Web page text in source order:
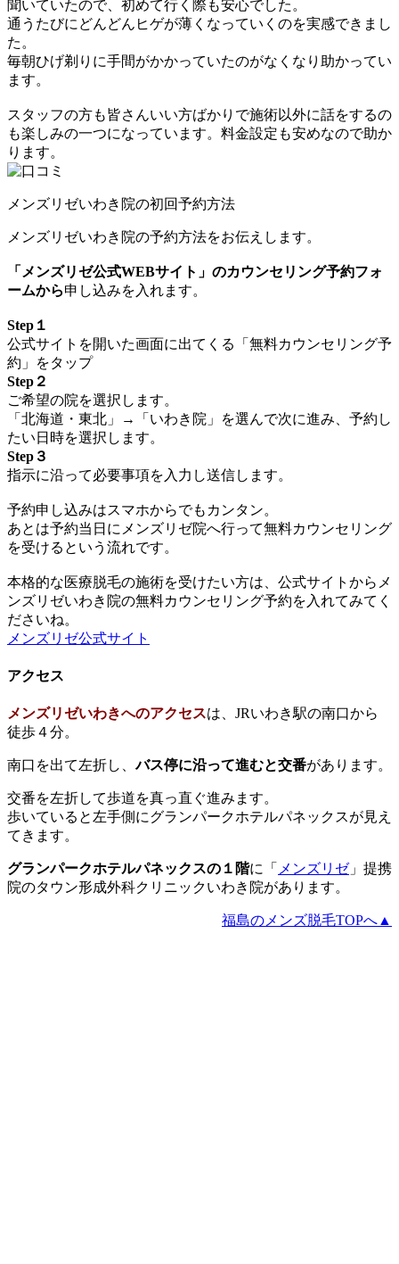
聞いていたので、初めて行く際も安心でした。
通うたびにどんどんヒゲが薄くなっていくのを実感できまし
た。
毎朝ひげ剃りに手間がかかっていたのがなくなり助かってい
ます。
スタッフの方も皆さんいい方ばかりで施術以外に話をするの
も楽しみの一つになっています。料金設定も安めなので助か
ります。
メンズリゼいわき院の初回予約方法
メンズリゼいわき院の予約方法をお伝えします。
「メンズリゼ公式WEBサイト」のカウンセリング予約フォ
ームから申し込みを入れます。
Step１
公式サイトを開いた画面に出てくる「無料カウンセリング予
約」をタップ
Step２
ご希望の院を選択します。
「北海道・東北」→「いわき院」を選んで次に進み、予約し
たい日時を選択します。
Step３
指示に沿って必要事項を入力し送信します。
予約申し込みはスマホからでもカンタン。
あとは予約当日にメンズリゼ院へ行って無料カウンセリング
を受けるという流れです。
本格的な医療脱毛の施術を受けたい方は、公式サイトからメ
ンズリゼいわき院の無料カウンセリング予約を入れてみてく
ださいね。
メンズリゼ公式サイト
アクセス
メンズリゼいわきへのアクセスは、JRいわき駅の南口から
徒歩４分。
南口を出て左折し、バス停に沿って進むと交番があります。
交番を左折して歩道を真っ直ぐ進みます。
歩いていると左手側にグランパークホテルパネックスが見え
てきます。
グランパークホテルパネックスの１階に「 メンズリゼ」提携
院のタウン形成外科クリニックいわき院があります。
福島のメンズ脱毛TOPへ▲